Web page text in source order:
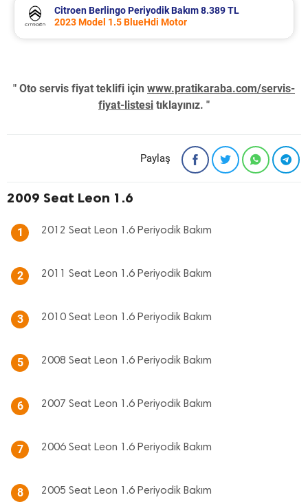
Citroen Berlingo Periyodik Bakım 8.389 TL
2023 Model 1.5 BlueHdi Motor
" Oto servis fiyat teklifi için www.pratikaraba.com/servis-
fiyat-listesi tıklayınız. "
Paylaş
2009 Seat Leon 1.6
1 2012 Seat Leon 1.6 Periyodik Bakım
2 2011 Seat Leon 1.6 Periyodik Bakım
3 2010 Seat Leon 1.6 Periyodik Bakım
5 2008 Seat Leon 1.6 Periyodik Bakım
6 2007 Seat Leon 1.6 Periyodik Bakım
7 2006 Seat Leon 1.6 Periyodik Bakım
8 2005 Seat Leon 1.6 Periyodik Bakım